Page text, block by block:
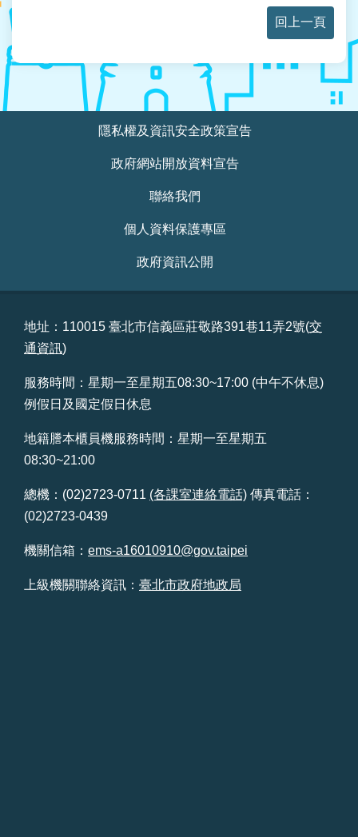
回上一頁
隱私權及資訊安全政策宣告
政府網站開放資料宣告
聯絡我們
個人資料保護專區
政府資訊公開
地址：110015 臺北市信義區莊敬路391巷11弄2號(交
通資訊)
服務時間：星期一至星期五08:30~17:00 (中午不休息)
例假日及國定假日休息
地籍謄本櫃員機服務時間：星期一至星期五
08:30~21:00
總機：(02)2723-0711 (各課室連絡電話) 傳真電話：
(02)2723-0439
機關信箱： ems-a16010910@gov.taipei
上級機關聯絡資訊： 臺北市政府地政局